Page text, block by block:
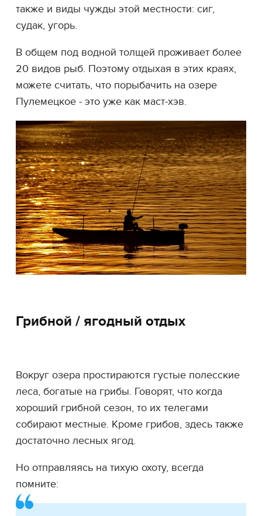
также и виды чужды этой местности: сиг,
судак, угорь.
В общем под водной толщей проживает более
20 видов рыб. Поэтому отдыхая в этих краях,
можете считать, что порыбачить на озере
Пулемецкое - это уже как маст-хэв.
Грибной / ягодный отдых
Вокруг озера простираются густые полесские
леса, богатые на грибы. Говорят, что когда
хороший грибной сезон, то их телегами
собирают местные. Кроме грибов, здесь также
достаточно лесных ягод.
Но отправляясь на тихую охоту, всегда
помните: